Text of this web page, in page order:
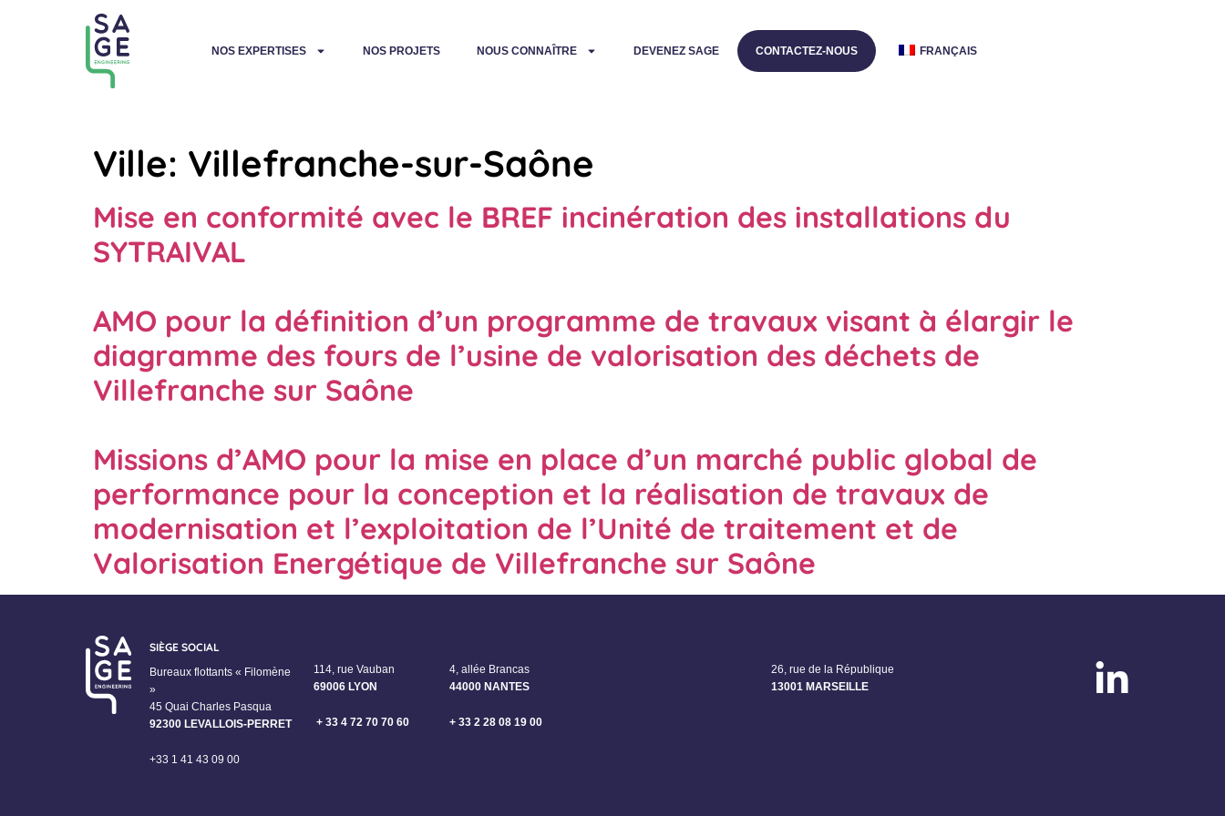
NOS EXPERTISES NOS PROJETS NOUS CONNAÎTRE DEVENEZ SAGE CONTACTEZ-NOUS FRANÇAIS
Ville: Villefranche-sur-Saône
Mise en conformité avec le BREF incinération des installations du
SYTRAIVAL
AMO pour la définition d’un programme de travaux visant à élargir le
diagramme des fours de l’usine de valorisation des déchets de
Villefranche sur Saône
Missions d’AMO pour la mise en place d’un marché public global de
performance pour la conception et la réalisation de travaux de
modernisation et l’exploitation de l’Unité de traitement et de
Valorisation Energétique de Villefranche sur Saône
SIÈGE SOCIAL
Bureaux flottants « Filomène
»
45 Quai Charles Pasqua
92300 LEVALLOIS-PERRET
+33 1 41 43 09 00
114, rue Vauban
69006 LYON
+ 33 4 72 70 70 60
4, allée Brancas
44000 NANTES
+ 33 2 28 08 19 00
26, rue de la République
13001 MARSEILLE